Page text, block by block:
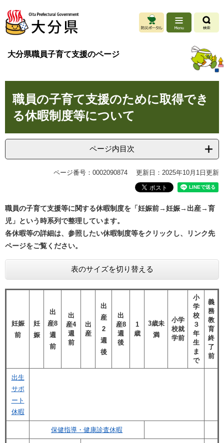
ジ
ュ
大分県職員子育て支援のページ
職員の子育て支援のために取得でき
る休暇制度等について
ページ内目次
ページ番号：0002090874 更新日：2025年10月1日更新
職員の子育て支援等に関する休暇制度を「妊娠前→妊娠→出産→育
児」という時系列で整理しています。
各休暇等の詳細は、参照したい休暇制度等をクリックし、リンク先
ページをご覧ください。
表のサイズを切り替える
妊娠
前
妊
娠
出
産8
週
前
出
産4
週
前
出
産
出
産
2
週
後
出
産8
週
後
1
歳
3歳未
満
小学
校就
学前
小
学
校
３
年
生
ま
で
義
務
教
育
終
了
前
出生
サポ
ート
休暇
保健指導・健康診査休暇